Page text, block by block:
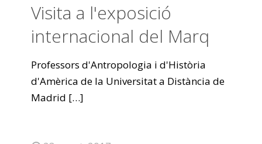
Visita a l'exposició
internacional del Marq
Professors d'Antropologia i d'Història
d'Amèrica de la Universitat a Distància de
Madrid […]